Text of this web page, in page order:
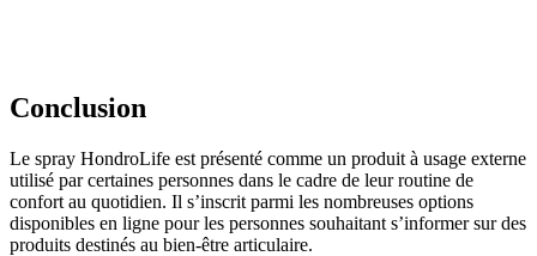
Conclusion
Le spray HondroLife est présenté comme un produit à usage externe
utilisé par certaines personnes dans le cadre de leur routine de
confort au quotidien. Il s’inscrit parmi les nombreuses options
disponibles en ligne pour les personnes souhaitant s’informer sur des
produits destinés au bien-être articulaire.